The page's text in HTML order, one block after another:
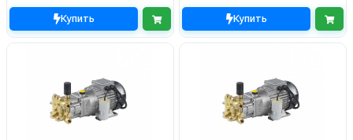
Купить Купить